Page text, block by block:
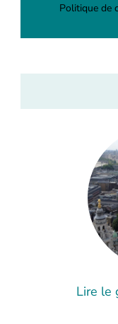
Politique de
Lire le